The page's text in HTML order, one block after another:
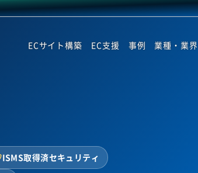
ECサイト構築 EC支援 事例 業種・業界
ISMS取得済セキュリティ